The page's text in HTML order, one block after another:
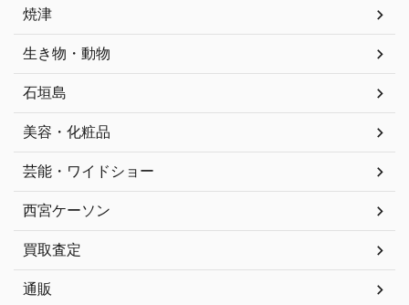
焼津
生き物・動物
石垣島
美容・化粧品
芸能・ワイドショー
西宮ケーソン
買取査定
通販